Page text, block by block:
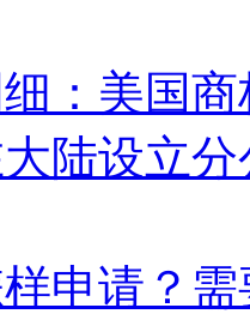
：美国
陆设立
申请？